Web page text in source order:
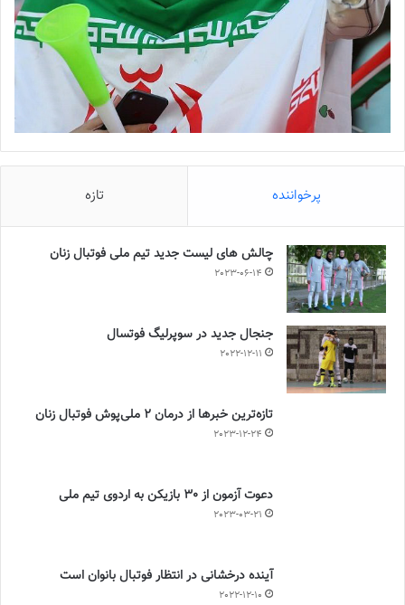
پرخواننده تازه
چالش هاى ليست جدید تيم ملى فوتبال زنان
2023-06-14
جنجال جدید در سوپرلیگ فوتسال
2022-12-11
تازه‌ترین خبرها از درمان ۲ ملی‌پوش فوتبال زنان
2023-12-24
دعوت آزمون از 30 بازیکن به اردوی تیم ملی
2023-03-21
آینده درخشانی در انتظار فوتبال بانوان است
2022-12-10